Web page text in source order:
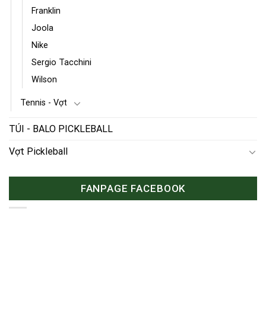
Franklin
Joola
Nike
Sergio Tacchini
Wilson
Tennis - Vợt
TÚI - BALO PICKLEBALL
Vợt Pickleball
FANPAGE FACEBOOK